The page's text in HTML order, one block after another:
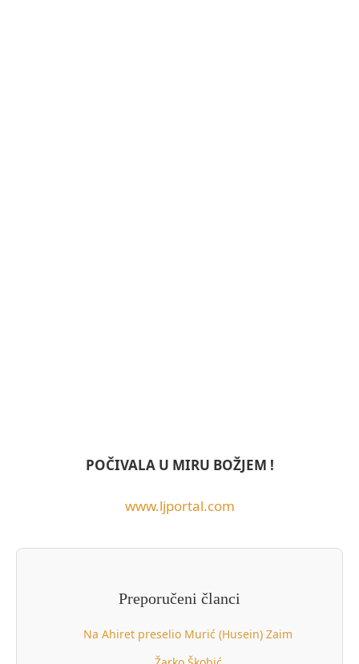
POČIVALA U MIRU BOŽJEM !
www.ljportal.com
Preporučeni članci
Na Ahiret preselio Murić (Husein) Zaim